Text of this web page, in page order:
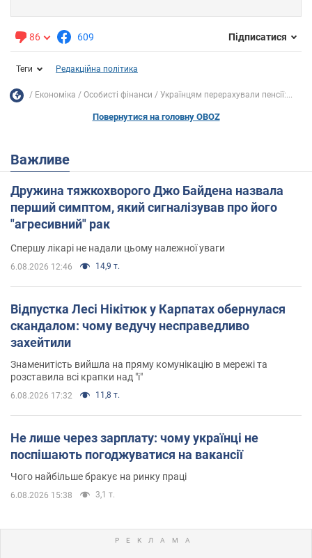
86 609 Підписатися
Теги Редакційна політика
Економіка Особисті фінанси Українцям перерахували пенсії:...
Повернутися на головну OBOZ
Важливе
Дружина тяжкохворого Джо Байдена назвала
перший симптом, який сигналізував про його
"агресивний" рак
Спершу лікарі не надали цьому належної уваги
6.08.2026 12:46 14,9 т.
Відпустка Лесі Нікітюк у Карпатах обернулася
скандалом: чому ведучу несправедливо
захейтили
Знаменитість вийшла на пряму комунікацію в мережі та
розставила всі крапки над "і"
6.08.2026 17:32 11,8 т.
Не лише через зарплату: чому українці не
поспішають погоджуватися на вакансії
Чого найбільше бракує на ринку праці
6.08.2026 15:38 3,1 т.